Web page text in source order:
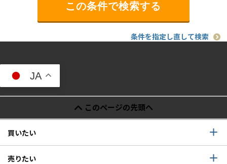
条件を指定し直して検索
JA
このページの先頭へ
買いたい
売りたい